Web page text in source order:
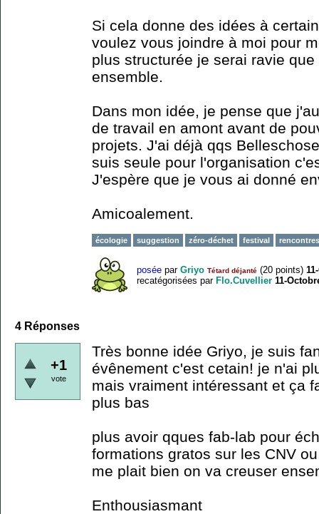
Si cela donne des idées à
voulez vous joindre à moi pour
plus structurée je serai ravie
ensemble.
Dans mon idée, je pense que
de travail en amont avant de
projets. J'ai déjà qqs
suis seule pour l'organisation
J'espère que je vous ai donné
Amicoalement.
écologie suggestion zéro-déchet festival rencontres
posée par Griyo Tétard déjanté (20 points)
recatégorisées par Flo.Cuvellier 11-
4 Réponses
+1
vote
Très bonne idée Griyo, je suis
évênement c'est cetain! je n'ai
mais vraiment intéressant et ça
plus bas
plus avoir qques fab-lab pour
formations gratos sur les CNV
me plait bien on va creuser
Enthousiasmant